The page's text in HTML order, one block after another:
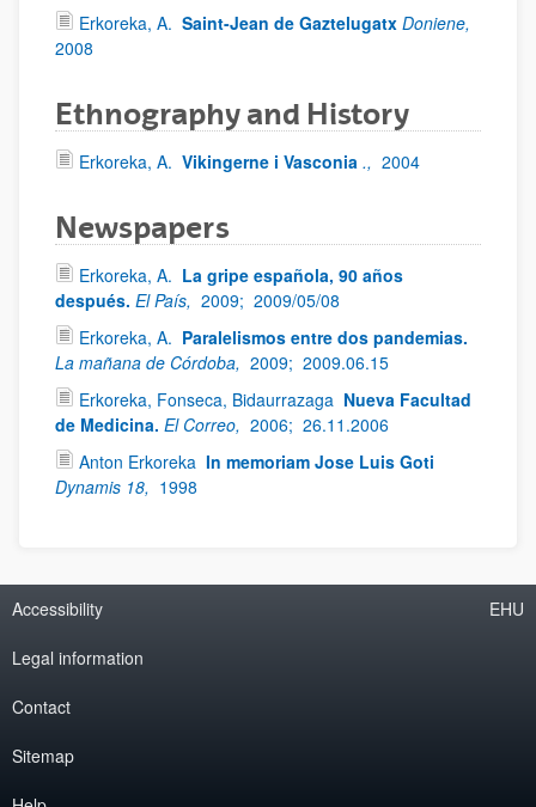
Erkoreka, A. Saint-Jean de Gaztelugatx Doniene,
2008
Ethnography and History
Erkoreka, A. Vikingerne i Vasconia ., 2004
Newspapers
Erkoreka, A. La gripe española, 90 años
después. El País, 2009; 2009/05/08
Erkoreka, A. Paralelismos entre dos pandemias.
La mañana de Córdoba, 2009; 2009.06.15
Erkoreka, Fonseca, Bidaurrazaga Nueva Facultad
de Medicina. El Correo, 2006; 26.11.2006
Anton Erkoreka In memoriam Jose Luis Goti
Dynamis 18, 1998
Accessibility
Legal information
Contact
Sitemap
EHU